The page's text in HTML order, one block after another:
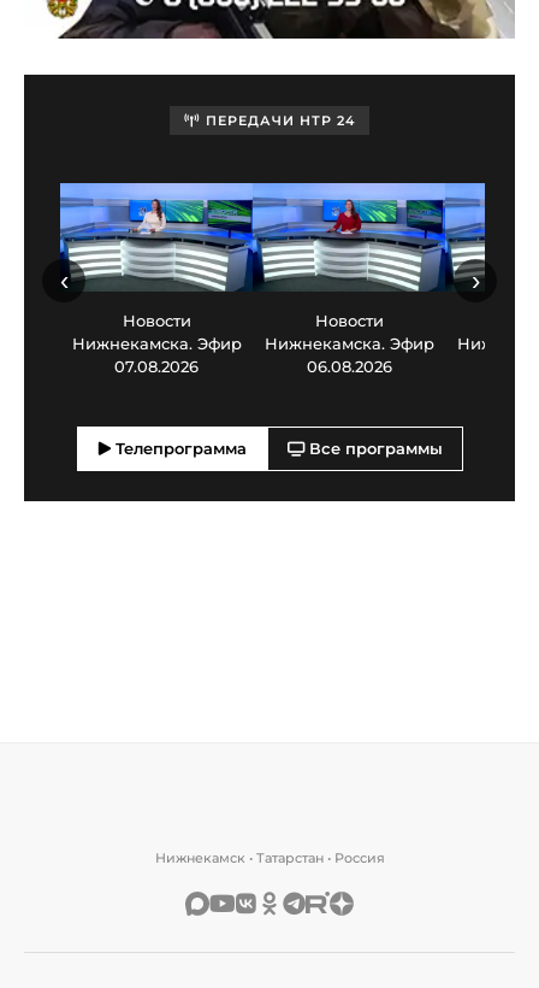
ПЕРЕДАЧИ НТР 24
Новости
Нижнекамска. Эфир
07.08.2026
Новости
Нижнекамска. Эфир
06.08.2026
‹ ›
Телепрограмма Все программы
Нижнекамск • Татарстан • Россия